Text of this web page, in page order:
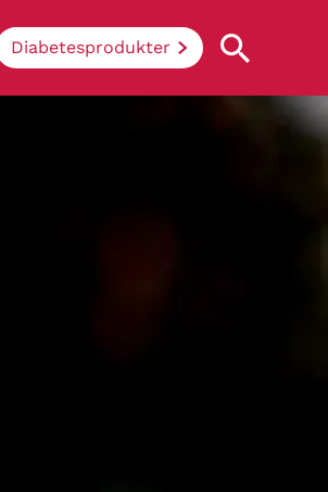
Diabetesprodukter
diabetes?
sjukdomen
socker och
till energi. Vid
kroppen av att